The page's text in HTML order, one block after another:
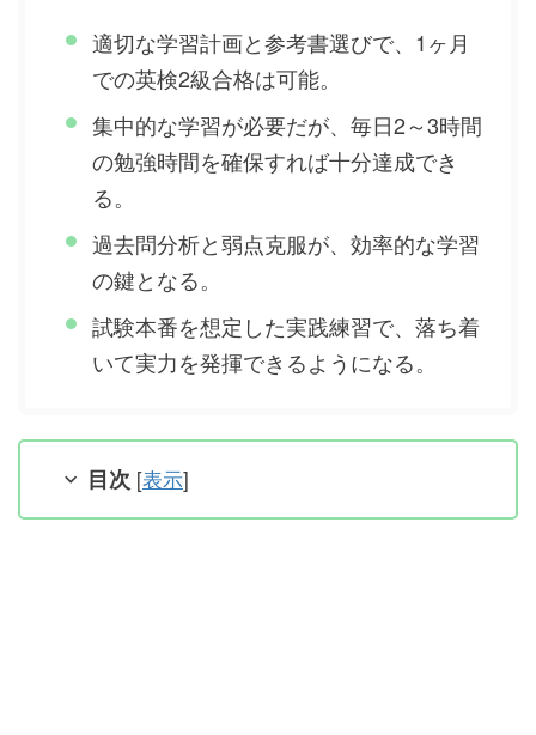
適切な学習計画と参考書選びで、1ヶ月
での英検2級合格は可能。
集中的な学習が必要だが、毎日2～3時間
の勉強時間を確保すれば十分達成でき
る。
過去問分析と弱点克服が、効率的な学習
の鍵となる。
試験本番を想定した実践練習で、落ち着
いて実力を発揮できるようになる。
目次 [表示]